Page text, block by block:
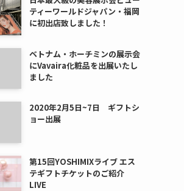
ティーワールドジャパン・福岡
に初出店致しました！
ベトナム・ホーチミンの展示会
にVavaira化粧品を出展いたし
ました
2020年2月5日~7日 ギフトシ
ョー出展
第15回YOSHIMIXライブ エス
テギフトチケットのご紹介
LIVE